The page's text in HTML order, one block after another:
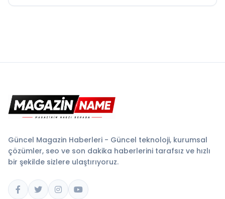
Güncel Magazin Haberleri - Güncel teknoloji, kurumsal
çözümler, seo ve son dakika haberlerini tarafsız ve hızlı
bir şekilde sizlere ulaştırıyoruz.